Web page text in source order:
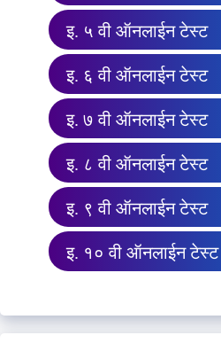
इ. ५ वी ऑनलाईन टेस्ट
इ. ६ वी ऑनलाईन टेस्ट
इ. ७ वी ऑनलाईन टेस्ट
इ. ८ वी ऑनलाईन टेस्ट
इ. ९ वी ऑनलाईन टेस्ट
इ. १० वी ऑनलाईन टेस्ट